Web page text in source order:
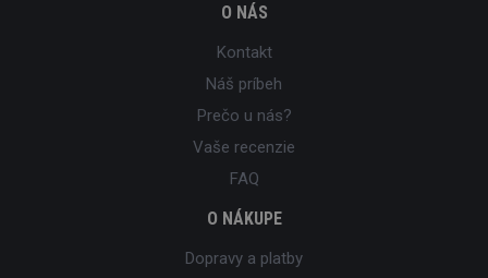
O NÁS
Kontakt
Náš príbeh
Prečo u nás?
Vaše recenzie
FAQ
O NÁKUPE
Dopravy a platby